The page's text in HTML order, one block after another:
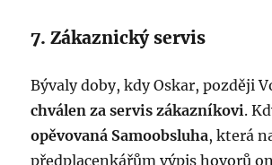
7. Zákaznický servis
Bývaly doby, kdy Oskar, později
chválen za servis zákazníkovi.
opěvovaná Samoobsluha, která
předplacenkářům výpis hovorů